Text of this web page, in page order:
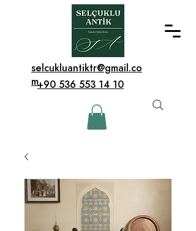
+90 536 553 14 10
selcukluantiktr@gmail.co
m